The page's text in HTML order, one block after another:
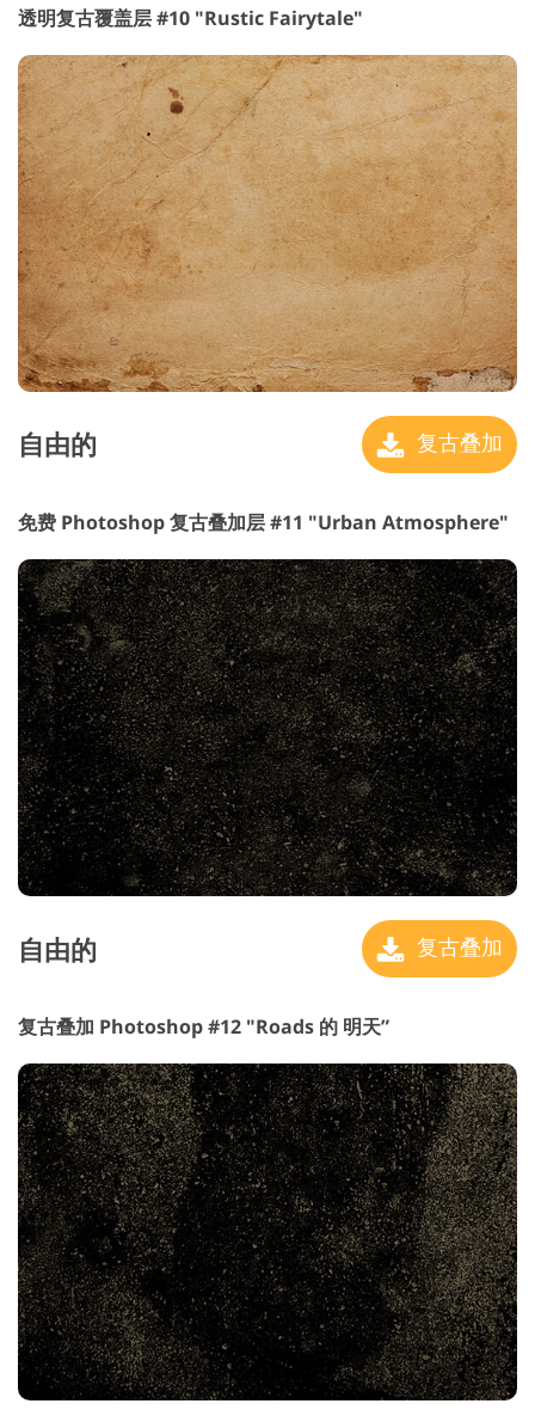
透明复古覆盖层 #10 "Rustic Fairytale"
自由的 复古叠加
免费 Photoshop 复古叠加层 #11 "Urban Atmosphere"
自由的 复古叠加
复古叠加 Photoshop #12 "Roads 的 明天”